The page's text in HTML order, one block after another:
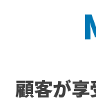
顧客が